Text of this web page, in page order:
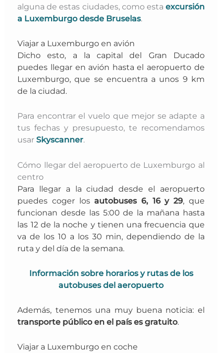
alguna de estas ciudades, como esta excursión
a Luxemburgo desde Bruselas.
Viajar a Luxemburgo en avión
Dicho esto, a la capital del Gran Ducado
puedes llegaren avión hasta el aeropuerto de
Luxemburgo, que se encuentra a unos 9 km
de la ciudad.
Para encontrar el vuelo que mejor se adapte a
tus fechas y presupuesto, te recomendamos
usarSkyscanner.
Cómo llegar del aeropuerto de Luxemburgo al
centro
Para llegar a la ciudad desde el aeropuerto
puedes coger losautobuses 6, 16 y 29, que
funcionan desde las 5:00 de la mañana hasta
las 12 de la noche y tienen una frecuencia que
va de los 10 a los 30 min, dependiendo de la
ruta y del día de la semana.
Información sobre horarios y rutas de los
autobuses del aeropuerto
Además, tenemos una muy buena noticia: el
transporte público en el país es gratuito.
Viajar a Luxemburgo en coche